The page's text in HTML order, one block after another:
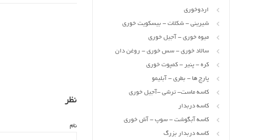
نظر
نام
اردوخوری
شیرینی - شکلات - بیسکویت خوری
میوه خوری - آجیل خوری
سالاد خوری - سس خوری - روغن دان
کره - پنیر - کمپوت خوری
پارچ ها - بطری - آبلیمو
کاسه ماست- ترشی -آجیل خوری
کاسه دربدار
کاسه آبگوشت - سوپ - آش خوری
کاسه دربدار بزرگ